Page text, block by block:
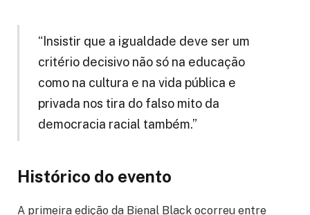
“Insistir que a igualdade deve ser um
critério decisivo não só na educação
como na cultura e na vida pública e
privada nos tira do falso mito da
democracia racial também.”
Histórico do evento
A primeira edição da Bienal Black ocorreu entre